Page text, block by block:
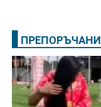
ПРЕПОРЪЧАНИ